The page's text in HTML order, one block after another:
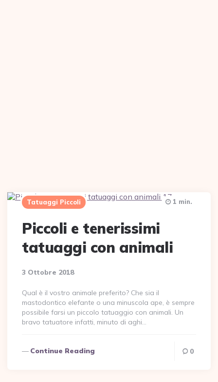
Tatuaggi Piccoli
Piccoli e tenerissimi
tatuaggi con animali
3 Ottobre 2018
1 min.
Qual è il vostro animale preferito? Che sia il
mastodontico elefante o una minuscola ape, è sempre
possibile farsi un piccolo tatuaggio con animali. Un
bravo tatuatore infatti, minuto di aghi…
Continue Reading 0